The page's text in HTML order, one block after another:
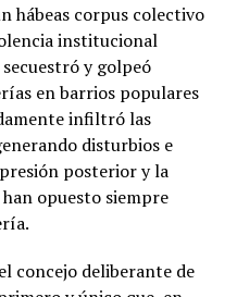
hábeas corpus colectivo
institucional
y golpeó
en barrios populares
infiltró las
disturbios e
posterior y la
opuesto siempre
concejo deliberante de